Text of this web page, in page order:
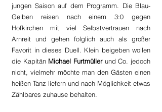
jungen Saison auf dem Programm. Die Blau-
Gelben reisen nach einem 3:0 gegen
Hofkirchen mit viel Selbstvertrauen nach
Arnreit und gehen folglich auch als großer
Favorit in dieses Duell. Klein beigeben wollen
die Kapitän Michael Furtmüller und Co. jedoch
nicht, vielmehr möchte man den Gästen einen
heißen Tanz liefern und nach Möglichkeit etwas
Zählbares zuhause behalten.